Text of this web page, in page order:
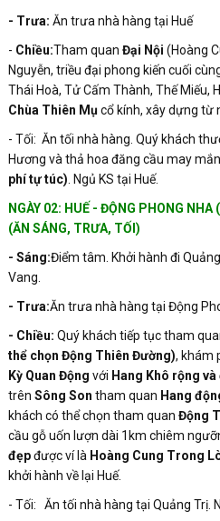
- Trưa: Ăn trưa nhà hàng tại Huế
- Chiều:Tham quan Đại Nội (Hoàng
Nguyễn, triều đại phong kiến cuối
Thái Hoà, Tử Cấm Thành, Thế Miếu,
Chùa Thiên Mụcổ kính, xây dựng từ
- Tối: Ăn tối nhà hàng. Quý khách
Hương và thả hoa đăng cầu may
phí tự túc) . Ngủ KS tại Huế.
NGÀY 02: HUẾ - ĐỘNG PHONG
(ĂN SÁNG, TRƯA, TỐI)
- Sáng:Điểm tâm. Khởi hành đi
Vang.
- Trưa:Ăn trưa nhà hàng tại Động
- Chiều: Quý khách tiếp tục tham
thể chọn Động Thiên Đường), khám
Kỳ Quan Động với Hang Khô rộng
trên Sông Son tham quan Hang
khách có thể chọn tham quan Động
cầu gỗ uốn lượn dài 1km chiêm
đẹpđược ví là Hoàng Cung Trong
khởi hành về lại Huế.
- Tối: Ăn tối nhà hàng tại Quảng Trị.